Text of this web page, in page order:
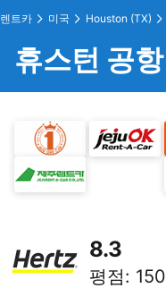
렌트카 미국 Houston (TX)
휴스턴 공
8.3
평점: